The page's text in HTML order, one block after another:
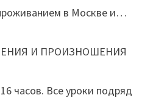
в Москве и…
И ПРОИЗНОШЕНИЯ
часов. Все уроки подряд